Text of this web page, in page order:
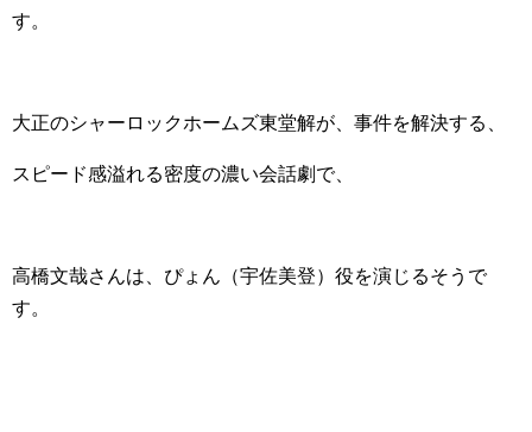
す。
大正のシャーロックホームズ東堂解が、事件を解決する、
スピード感溢れる密度の濃い会話劇で、
高橋文哉さんは、ぴょん（宇佐美登）役を演じるそうで
す。